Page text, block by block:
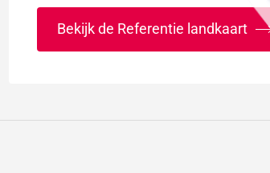
Bekijk de Referentie landkaart